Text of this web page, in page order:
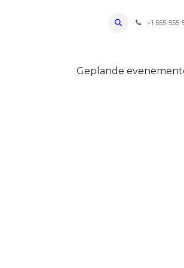
Bevoorradingen FAQ+1 555-555-
Geplande